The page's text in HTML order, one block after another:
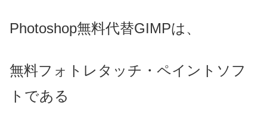
Photoshop無料代替GIMPは、
無料フォトレタッチ・ペイントソフ
トである